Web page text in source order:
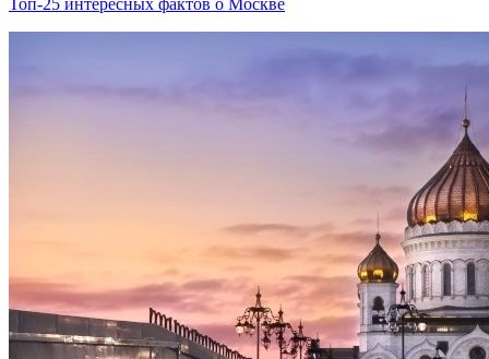
Топ-25 интересных фактов о Москве